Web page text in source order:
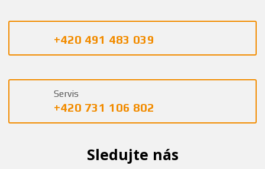
+420 491 483 039
Servis
+420 731 106 802
Sledujte nás